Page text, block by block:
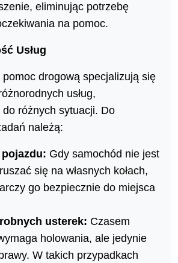
eliminując potrzebę
na pomoc.
Usług
drogową specjalizują się
usług,
różnych sytuacji. Do
należą:
Gdy samochód nie jest
się na własnych kołach,
go bezpiecznie do miejsca
usterek: Czasem
holowania, ale jedynie
W takich przypadkach